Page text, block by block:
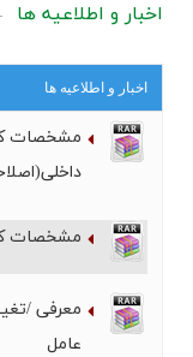
اخبار و اطلاعیه ها
اخبار و اطلاعیه ها
مشخصات
مشخصات
معرفی /
عامل